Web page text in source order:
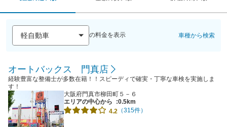
の料金を表示 車種から検索
オートバックス 門真店
経験豊富な整備士が多数在籍！！スピーディで確実・丁寧な車検を実施しま
す！
大阪府門真市柳田町５－６
エリアの中心から
:0.5km
4.2 （315件）